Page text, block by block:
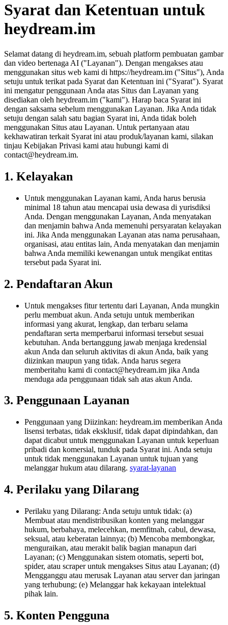
Syarat dan Ketentuan untuk
heydream.im
Selamat datang di heydream.im, sebuah platform pembuatan gambar
dan video bertenaga AI ("Layanan"). Dengan mengakses atau
menggunakan situs web kami di https://heydream.im ("Situs"), Anda
setuju untuk terikat pada Syarat dan Ketentuan ini ("Syarat"). Syarat
ini mengatur penggunaan Anda atas Situs dan Layanan yang
disediakan oleh heydream.im ("kami"). Harap baca Syarat ini
dengan saksama sebelum menggunakan Layanan. Jika Anda tidak
setuju dengan salah satu bagian Syarat ini, Anda tidak boleh
menggunakan Situs atau Layanan. Untuk pertanyaan atau
kekhawatiran terkait Syarat ini atau produk/layanan kami, silakan
tinjau Kebijakan Privasi kami atau hubungi kami di
contact@heydream.im.
1. Kelayakan
Untuk menggunakan Layanan kami, Anda harus berusia
minimal 18 tahun atau mencapai usia dewasa di yurisdiksi
Anda. Dengan menggunakan Layanan, Anda menyatakan
dan menjamin bahwa Anda memenuhi persyaratan kelayakan
ini. Jika Anda menggunakan Layanan atas nama perusahaan,
organisasi, atau entitas lain, Anda menyatakan dan menjamin
bahwa Anda memiliki kewenangan untuk mengikat entitas
tersebut pada Syarat ini.
2. Pendaftaran Akun
Untuk mengakses fitur tertentu dari Layanan, Anda mungkin
perlu membuat akun. Anda setuju untuk memberikan
informasi yang akurat, lengkap, dan terbaru selama
pendaftaran serta memperbarui informasi tersebut sesuai
kebutuhan. Anda bertanggung jawab menjaga kredensial
akun Anda dan seluruh aktivitas di akun Anda, baik yang
diizinkan maupun yang tidak. Anda harus segera
memberitahu kami di contact@heydream.im jika Anda
menduga ada penggunaan tidak sah atas akun Anda.
3. Penggunaan Layanan
Penggunaan yang Diizinkan: heydream.im memberikan Anda
lisensi terbatas, tidak eksklusif, tidak dapat dipindahkan, dan
dapat dicabut untuk menggunakan Layanan untuk keperluan
pribadi dan komersial, tunduk pada Syarat ini. Anda setuju
untuk tidak menggunakan Layanan untuk tujuan yang
melanggar hukum atau dilarang. syarat-layanan
4. Perilaku yang Dilarang
Perilaku yang Dilarang: Anda setuju untuk tidak: (a)
Membuat atau mendistribusikan konten yang melanggar
hukum, berbahaya, melecehkan, memfitnah, cabul, dewasa,
seksual, atau keberatan lainnya; (b) Mencoba membongkar,
menguraikan, atau merakit balik bagian manapun dari
Layanan; (c) Menggunakan sistem otomatis, seperti bot,
spider, atau scraper untuk mengakses Situs atau Layanan; (d)
Mengganggu atau merusak Layanan atau server dan jaringan
yang terhubung; (e) Melanggar hak kekayaan intelektual
pihak lain.
5. Konten Pengguna